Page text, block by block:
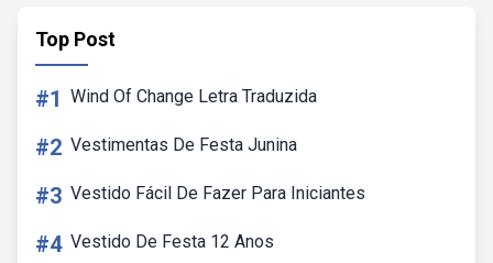
Top Post
#1 Wind Of Change Letra Traduzida
#2 Vestimentas De Festa Junina
#3 Vestido Fácil De Fazer Para Iniciantes
#4 Vestido De Festa 12 Anos